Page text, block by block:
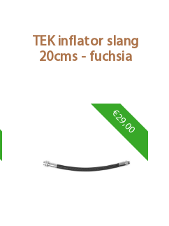
TEK inflator slang
20cms - fuchsia
€29,00